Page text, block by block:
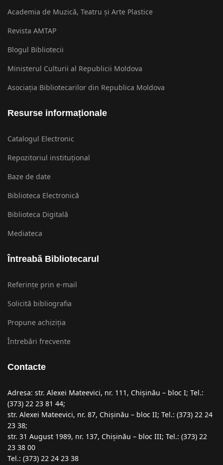
Academia de Muzică, Teatru și Arte Plastice
Revista AMTAP
Blogul Bibliotecii
Ministerul Culturii al Republicii Moldova
Asociația Bibliotecarilor din Republica Moldova
Resurse informaționale
Catalogul Electronic
Repozitoriul instituțional
Baze de date
Biblioteca Electronică
Biblioteca Digitală
Mediateca
Întreabă Bibliotecarul
Referințe prin e-mail
Solicită bibliografia
Propune achiziția
Întrebări frecvente
Contacte
Adresa: str. Alexei Mateevici, nr. 111, Chişinău – bloc I; Tel.:
(373) 22 23 81 44;
str. Alexei Mateevici, nr. 87, Chişinău – bloc II; Tel.: (373) 22 24
23 38;
str. 31 August 1989, nr. 137, Chişinău – bloc III; Tel.: (373) 22
23 38 00
Tel.: (373) 22 24 23 38